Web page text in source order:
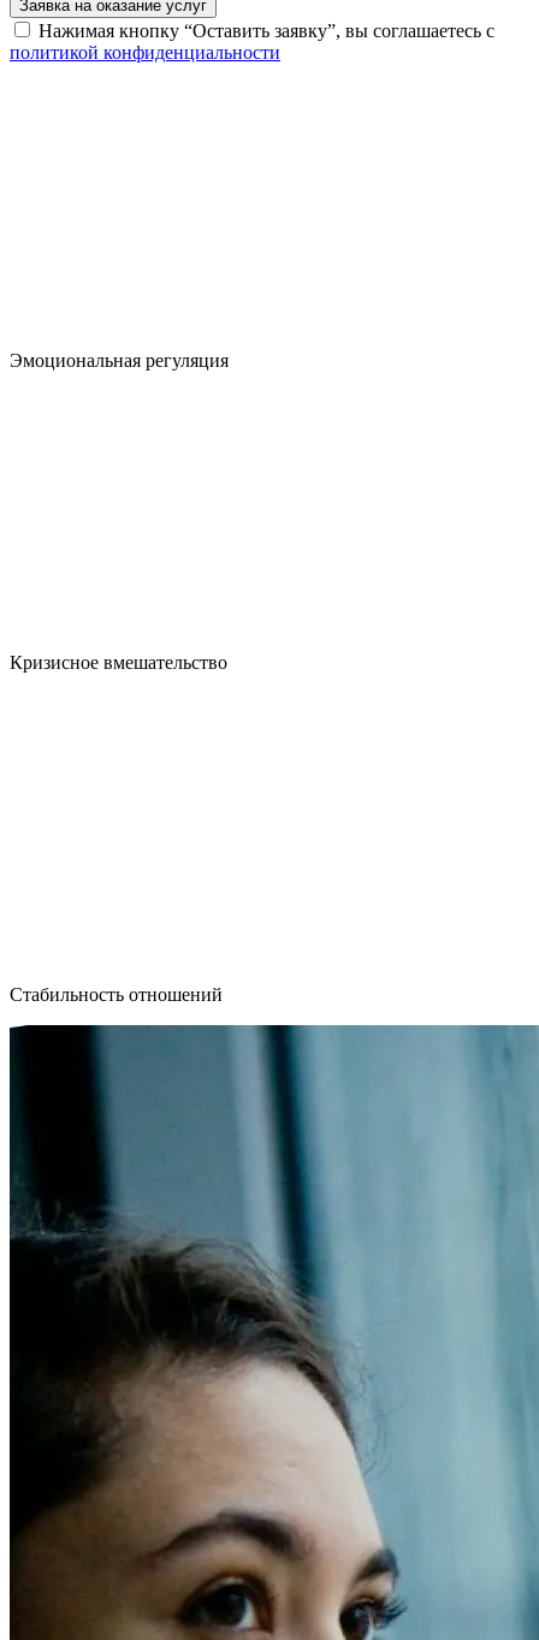
Заявка на оказание услуг
Нажимая кнопку “Оставить заявку”, вы соглашаетесь с
политикой конфиденциальности
Эмоциональная регуляция
Кризисное вмешательство
Стабильность отношений